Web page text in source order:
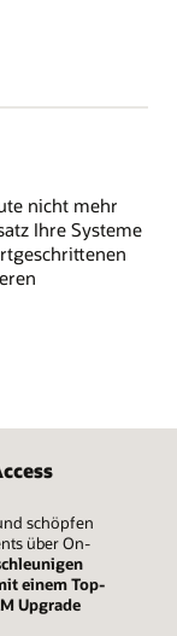
nicht mehr
Ihre Systeme
schöpfen
über On-
einem Top-
Upgrade